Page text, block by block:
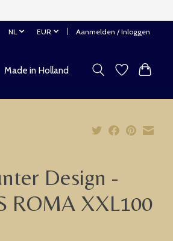
NL EUR Aanmelden / Inloggen
Made in Holland
Design -
ROMA XXL100